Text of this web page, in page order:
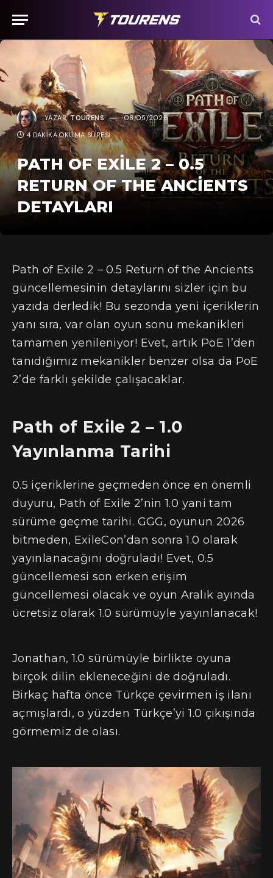
YAZAR: TOURENS 08/05/2026
4 DAKIKA OKUMA SÜRESI
PATH OF EXILE 2 – 0.5
RETURN OF THE ANCIENTS
DETAYLARI
Path of Exile 2 – 0.5 Return of the Ancients
güncellemesinin detaylarını sizler için bu
yazıda derledik! Bu sezonda yeni içeriklerin
yanı sıra, var olan oyun sonu mekanikleri
tamamen yenileniyor! Evet, artık PoE 1’den
tanıdığımız mekanikler benzer olsa da PoE
2’de farklı şekilde çalışacaklar.
Path of Exile 2 – 1.0
Yayınlanma Tarihi
0.5 içeriklerine geçmeden önce en önemli
duyuru, Path of Exile 2’nin 1.0 yani tam
sürüme geçme tarihi. GGG, oyunun 2026
bitmeden, ExileCon’dan sonra 1.0 olarak
yayınlanacağını doğruladı! Evet, 0.5
güncellemesi son erken erişim
güncellemesi olacak ve oyun Aralık ayında
ücretsiz olarak 1.0 sürümüyle yayınlanacak!
Jonathan, 1.0 sürümüyle birlikte oyuna
birçok dilin ekleneceğini de doğruladı.
Birkaç hafta önce Türkçe çevirmen iş ilanı
açmışlardı, o yüzden Türkçe’yi 1.0 çıkışında
görmemiz de olası.